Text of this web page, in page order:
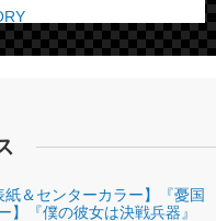
プレイス
ワールド 炎の王国
＆センターカラー】『憂国
『僕の彼女は決戦兵器』